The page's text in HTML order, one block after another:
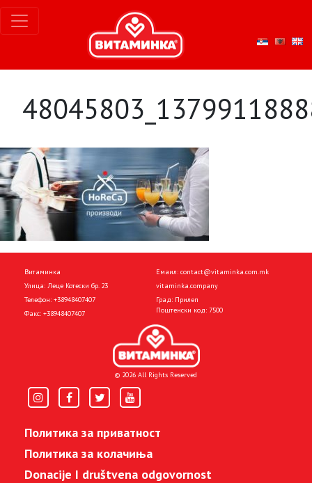
Витаминка
Улица: Леце Котески бр. 23
Телефон: +38948407407
Факс: +38948407407
Емаил: contact@vitaminka.com.mk
vitaminka.company
Град: Прилеп
Поштенски код: 7500
© 2026 All Rights Reserved
Политика за приватност
Политика за колачиња
Donacije I društvena odgovornost